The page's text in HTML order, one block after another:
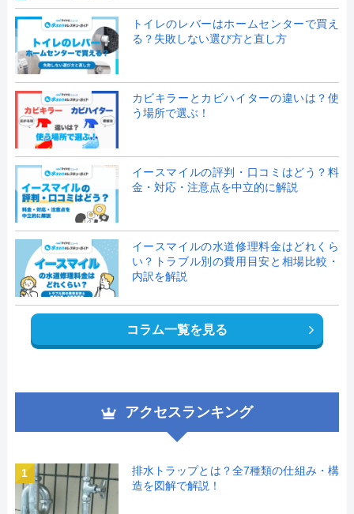
トイレのレバーはホームセンターで買え
る？失敗しない選び方と直し方
カビキラーとカビハイターの違いは？使
う場所で選ぶ！
イースマイルの評判・口コミはどう？料
金・対応・注意点を中立的に解説
イースマイルの水道修理料金はどれくら
い？トラブル別の費用目安と相場比較・
内訳を解説
コラム一覧を見る
アクセスランキング
1
排水トラップとは？全7種類の仕組み・構
造を図解で解説！